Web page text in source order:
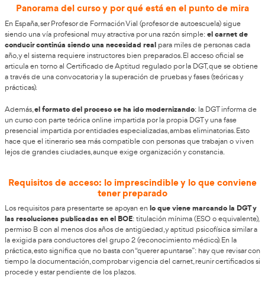
No des más vueltas, hazte Profesor
Autoescuela en Irún
Si resides en Irún,AT Academia del Transportistapone a
curso deProfesor de Autoescuela, diseñado para
impulsar su trayectoria profesional en el sector del
aumento constante de la demanda de formadores
relevancia de una conducción responsable y autónoma
esta necesidad, los centros especializados requieren
preparados. Una alternativa firme que puede generar un
significativo en tu día a día y en tu evolución profesional
Panorama del curso y por qué está en el